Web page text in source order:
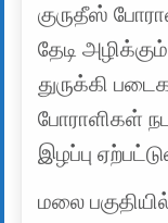
குருதீஸ்
தேடி
துருக்கி
போராளிகள்
இழப்பு
மலை